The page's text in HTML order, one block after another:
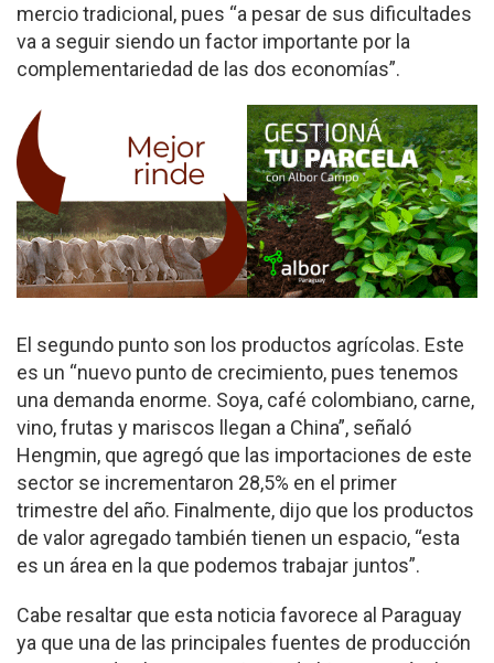
mercio tradicional, pues “a pesar de sus dificulta­des
va a seguir siendo un factor importante por la
complementariedad de las dos economías”.
El segundo punto son los productos agrícolas. Este
es un “nuevo pun­to de crecimiento, pues tenemos
una demanda enorme. Soya, café co­lombiano, carne,
vino, frutas y mariscos llegan a China”, señaló
Hengmin, que agregó que las impor­taciones de este
sector se incrementaron 28,5% en el primer
trimestre del año. Finalmente, dijo que los productos
de valor agregado también tienen un espacio, “esta
es un área en la que podemos trabajar juntos”.
Cabe resaltar que esta noticia favorece al Pa­raguay
ya que una de las principales fuentes de producción